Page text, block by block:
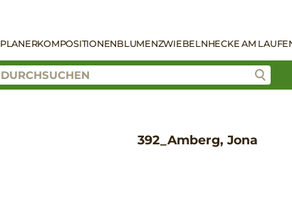
PLANERKOMPOSITIONENBLUMENZWIEBELNHECKE AM
392_Amberg, Jona